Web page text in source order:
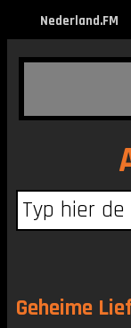
Nederland.FM
Geheime